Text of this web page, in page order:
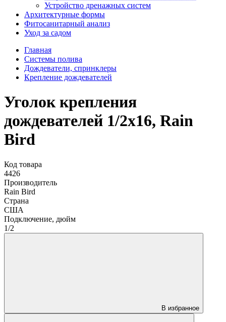
Устройство дренажных систем
Aрхитектурные формы
Фитосанитарный анализ
Уход за садом
Главная
Системы полива
Дождеватели, спринклеры
Крепление дождевателей
Уголок крепления
дождевателей 1/2х16, Rain
Bird
Код товара
4426
Производитель
Rain Bird
Страна
США
Подключение, дюйм
1/2
В избранное